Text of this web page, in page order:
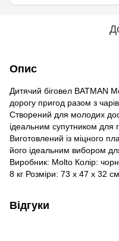
Опис
Дитячий біговел BATMAN
дорогу пригод разом з
Створений для молодих
ідеальним супутником для
Виготовлений із міцного
його ідеальним вибором
Виробник: Molto Колір:
8 кг Розміри: 73 x 47 x 32 см
Відгуки